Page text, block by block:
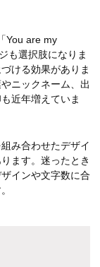
You are my
も選択肢になりま
ける効果がありま
ニックネーム、出
近年増えていま
み合わせたデザイ
ます。迷ったとき
インや文字数に合